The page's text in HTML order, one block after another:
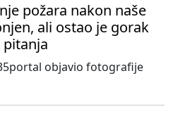
požara nakon naše
ali ostao je gorak
objavio fotografije